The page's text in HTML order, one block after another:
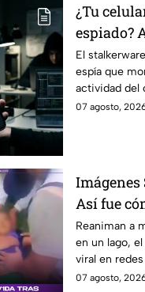
¿Tu
espiado?
invade tu
El
espía que
actividad del
silencio.
07 agosto,
Imágenes
Así fue
v1da de
accidente
Reaniman a
en un lago,
viral en
07 agosto,